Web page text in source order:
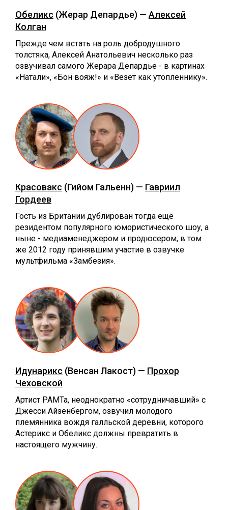
Обеликс (Жерар Депардье) — Алексей
Колган
Прежде чем встать на роль добродушного
толстяка, Алексей Анатольевич несколько раз
озвучивал самого Жерара Депардье - в картинах
«Натали», «Бон вояж!» и «Везёт как утопленнику».
Красовакс (Гийом Гальенн) — Гавриил
Гордеев
Гость из Британии дублирован тогда ещё
резидентом популярного юмористического шоу, а
ныне - медиаменеджером и продюсером, в том
же 2012 году принявшим участие в озвучке
мультфильма «Замбезия».
Идунарикс (Венсан Лакост) — Прохор
Чеховской
Артист РАМТа, неоднократно «сотрудничавший» с
Джесси Айзенбергом, озвучил молодого
племянника вождя галльской деревни, которого
Астерикс и Обеликс должны превратить в
настоящего мужчину.